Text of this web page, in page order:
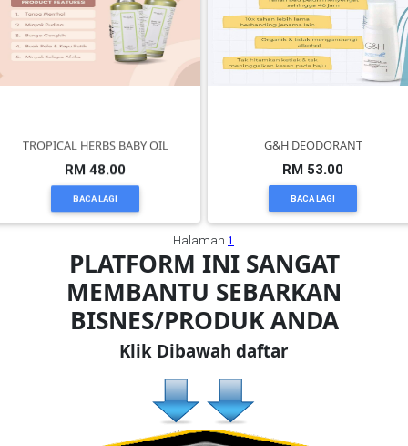
BACA LAGI BACA LAGI
Halaman 1
PLATFORM INI SANGAT
MEMBANTU SEBARKAN
BISNES/PRODUK ANDA
Klik Dibawah daftar
SABAH(0)
JOHOR(8)
MELAKA(53)
PENANG(2)
PERLIS(6)